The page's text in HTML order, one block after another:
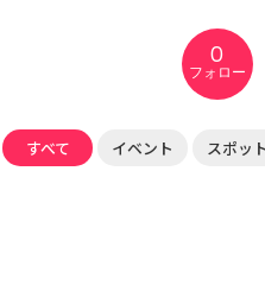
0
フォロー
すべて イベント スポット